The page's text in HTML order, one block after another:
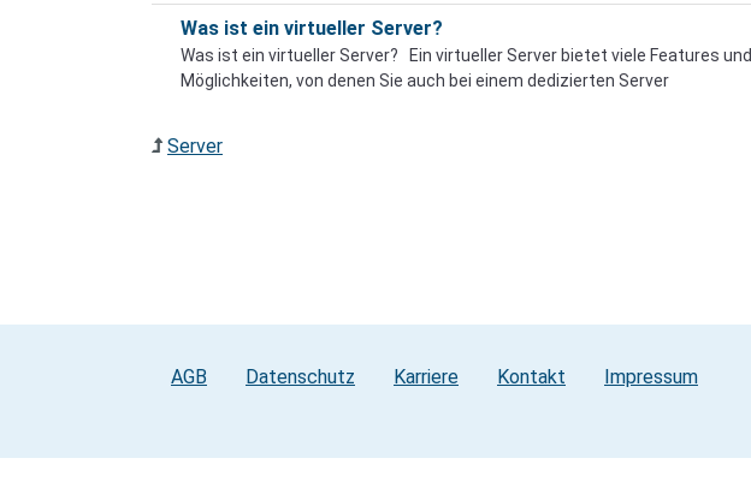
Was ist ein virtueller Server?
Was ist ein virtueller Server? Ein virtueller Server bietet viele Features und
Möglichkeiten, von denen Sie auch bei einem dedizierten Server
Server
AGB Datenschutz Karriere Kontakt Impressum